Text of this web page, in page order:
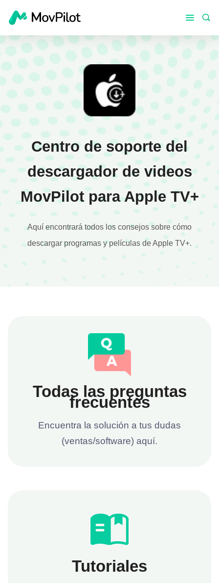
Centro de soporte del
descargador de videos
MovPilot para Apple TV+
Aquí encontrará todos los consejos sobre cómo
descargar programas y películas de Apple TV+.
Todas las preguntas
frecuentes
Encuentra la solución a tus dudas
(ventas/software) aquí.
Tutoriales